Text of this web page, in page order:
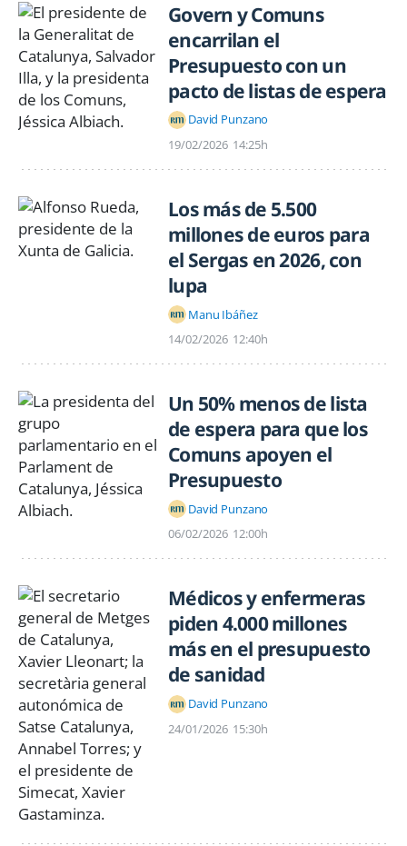
Govern y Comuns
encarrilan el
Presupuesto con un
pacto de listas de espera
David Punzano
19/02/2026 14:25h
Los más de 5.500
millones de euros para
el Sergas en 2026, con
lupa
Manu Ibáñez
14/02/2026 12:40h
Un 50% menos de lista
de espera para que los
Comuns apoyen el
Presupuesto
David Punzano
06/02/2026 12:00h
Médicos y enfermeras
piden 4.000 millones
más en el presupuesto
de sanidad
David Punzano
24/01/2026 15:30h